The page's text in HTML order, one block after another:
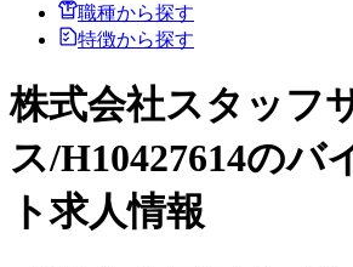
職種から探す
特徴から探す
株式会社スタッフ
ス/H10427614のバ
ト求人情報